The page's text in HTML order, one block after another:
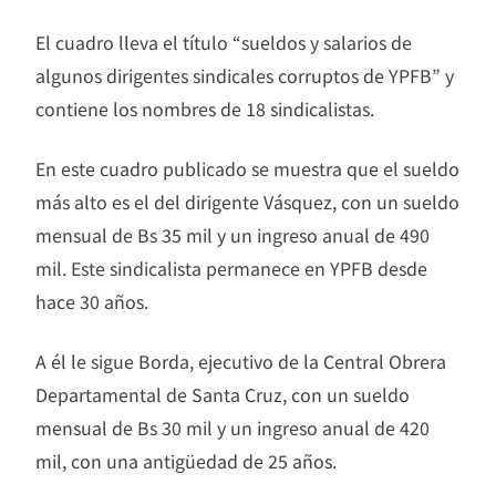
El cuadro lleva el título “sueldos y salarios de
algunos dirigentes sindicales corruptos de YPFB” y
contiene los nombres de 18 sindicalistas.
En este cuadro publicado se muestra que el sueldo
más alto es el del dirigente Vásquez, con un sueldo
mensual de Bs 35 mil y un ingreso anual de 490
mil. Este sindicalista permanece en YPFB desde
hace 30 años.
A él le sigue Borda, ejecutivo de la Central Obrera
Departamental de Santa Cruz, con un sueldo
mensual de Bs 30 mil y un ingreso anual de 420
mil, con una antigüedad de 25 años.